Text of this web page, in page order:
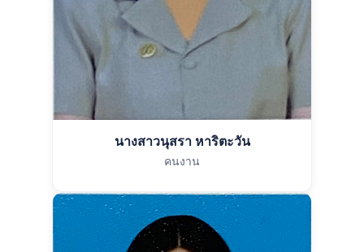
นางสาวนุสรา หาริตะวัน
คนงาน